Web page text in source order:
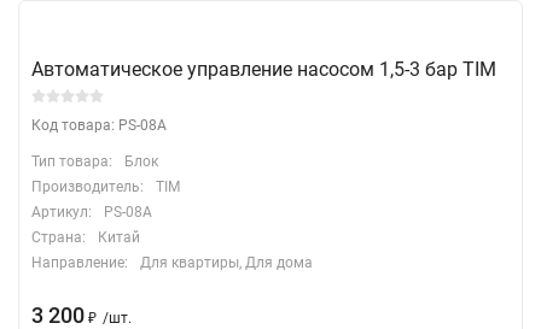
Автоматическое управление насосом 1,5-3 бар TIM
Код товара: PS-08A
Тип товара:
Блок
Производитель:
TIM
Артикул:
PS-08A
Страна:
Китай
Направление:
Для квартиры, Для дома
3 200 ₽ /шт.